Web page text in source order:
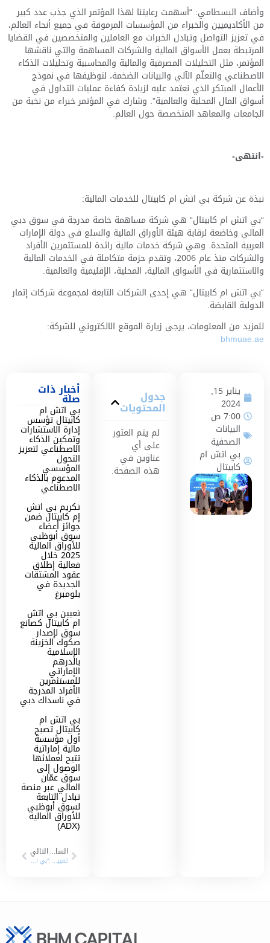
يناير 15,
2024
7:00 ص
البيانات
الصحفية
بي اتش ام
كابيتال
جدول
المحتويات
لم يتم العثور
على أي
عناوين في
هذه الصفحة.
أخبار ذات
صلة
بي اتش ام
كابيتال تؤسس
إدارة الاستشارات
وتمكين الذكاء
الاصطناعي لتعزيز
التحول
المؤسسي
المدعوم بالذكاء
الاصطناعي
تكريم بي اتش
إم كابيتال ضمن
جوائز أعضاء
سوق أبوظبي
للأوراق المالية
2025 خلال
فعالية إطلاق
عقود المشتقات
الجديدة في
بلومبرغ
تعيين بي اتش
ام كابيتال كصانع
سوق لإصدار
صكوك الخزينة
الإسلامية
بالدرهم
الإماراتي
للمستثمرين
الأفراد المدرجة
في ناسداك دبي
بي اتش ام
كابيتال تصبح
أول مؤسسة
مالية إماراتية
تتيح لعملائها
الوصول إلى
سوق عمّان
المالي عبر منصة
تبادل التابعة
لسوق أبوظبي
للأوراق المالية
(ADX)
السابق
تعيين “بي اتش ام كابيتال” كموفر سيولة على أسهم “تاكسي دبي” في سوق دبي المالي
التالي
“بي اتش ام كابيتال” للخدمات المالية تسجل صافي ربح بنمو 101% في العام 2023
وأضاف البسطامي: “أسهمت رعايتنا لهذا المؤتمر الذي جذب عدد كبير
من الأكاديميين والخبراء من المؤسسات المرموقة في جميع أنحاء العالم،
في تعزيز التواصل وتبادل الخبرات مع العاملين والمتخصصين في القضايا
المرتبطة بعمل الأسواق المالية والشركات المساهمة والتي ناقشها
المؤتمر، مثل التحليلات المصرفية والمالية والمحاسبية وتحليلات الذكاء
الاصطناعي والتعلّم الآلي والبيانات الضخمة، لتوظيفها في نموذج
الأعمال المبتكر الذي نعتمد عليه لزيادة كفاءة عمليات التداول في
أسواق المال المحلية والعالمية”. وشارك في المؤتمر خبراء من نخبة من
الجامعات والمعاهد المتخصصة حول العالم.
-انتهى-
نبذة عن شركة بي اتش ام كابيتال للخدمات المالية:
“بي اتش ام كابيتال“ هي شركة مساهمة خاصة مدرجة في سوق دبي
المالي وخاضعة لرقابة هيئة الأوراق المالية والسلع في دولة الإمارات
العربية المتحدة. وهي شركة خدمات مالية رائدة للمستثمرين الأفراد
والشركات منذ عام 2006، وتقدم حزمة متكاملة في الخدمات المالية
والاستثمارية في الأسواق المالية، المحلية، الإقليمية والعالمية.
“بي اتش ام كابيتال“ هي إحدى الشركات التابعة لمجموعة شركات إثمار
الدولية القابضة.
للمزيد من المعلومات، يرجى زيارة الموقع الالكتروني للشركة:
bhmuae.ae